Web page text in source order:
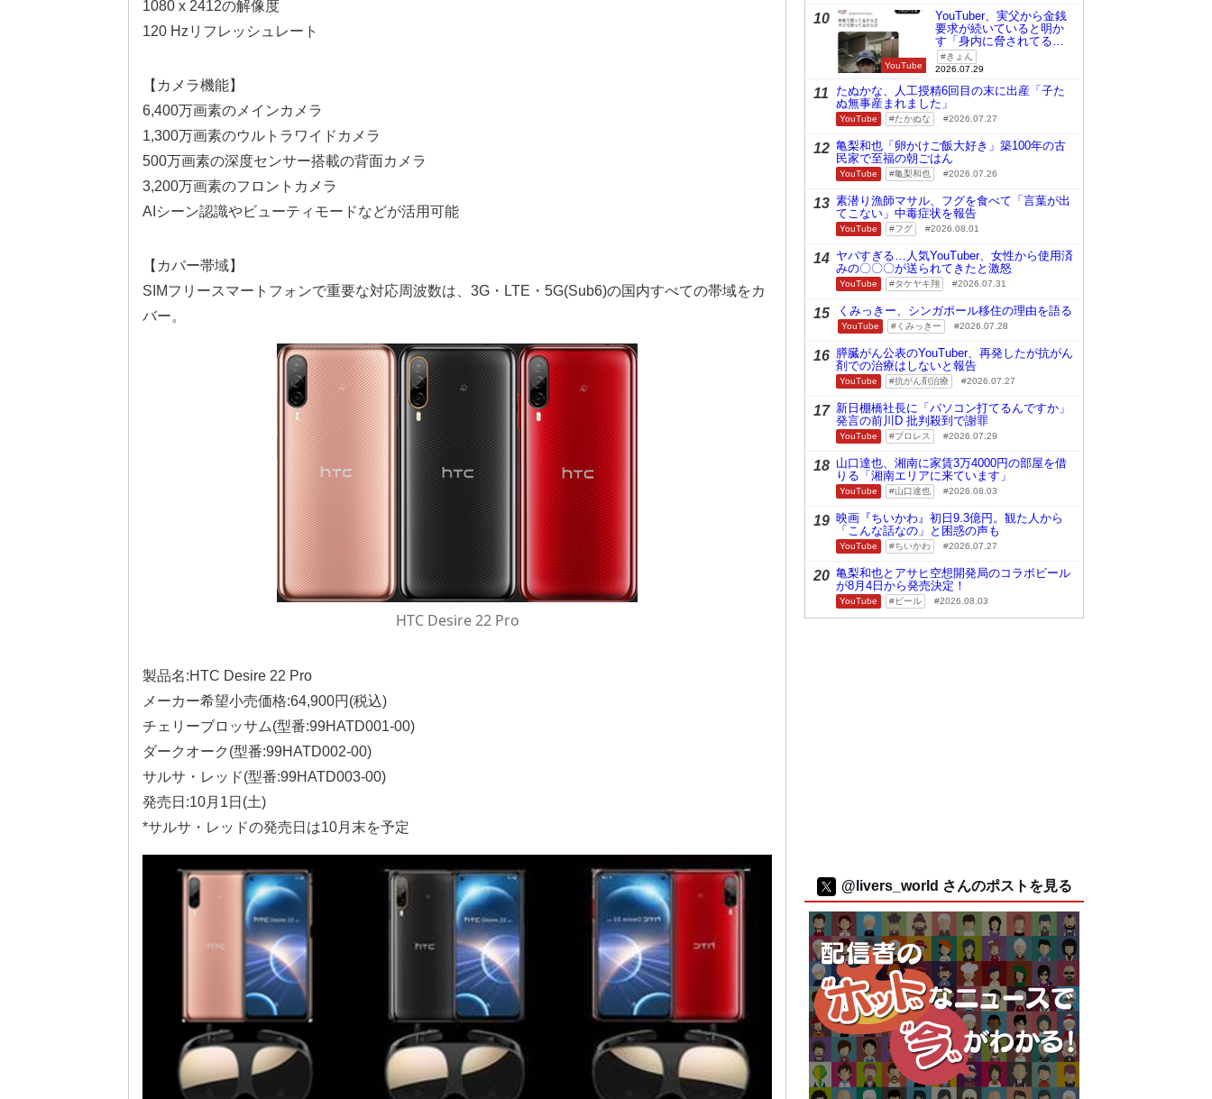
1080 x 2412の解像度
120 Hzリフレッシュレート
【カメラ機能】
6,400万画素のメインカメラ
1,300万画素のウルトラワイドカメラ
500万画素の深度センサー搭載の背面カメラ
3,200万画素のフロントカメラ
AIシーン認識やビューティモードなどが活用可能
【カバー帯域】
SIMフリースマートフォンで重要な対応周波数は、3G・LTE・5G(Sub6)の国内すべての帯域をカ
バー。
HTC Desire 22 Pro
製品名:HTC Desire 22 Pro
メーカー希望小売価格:64,900円(税込)
チェリーブロッサム(型番:99HATD001-00)
ダークオーク(型番:99HATD002-00)
サルサ・レッド(型番:99HATD003-00)
発売日:10月1日(土)
*サルサ・レッドの発売日は10月末を予定
10
YouTube
YouTuber、実父から金銭
要求が続いていると明か
す「身内に脅されてる
の」きょん
2026.07.29
11
たぬかな、人工授精6回目の末に出産「子た
ぬ無事産まれました」
YouTube たかぬな 2026.07.27
12 亀梨和也「卵かけご飯大好き」築100年の古
民家で至福の朝ごはん
YouTube 亀梨和也 2026.07.26
13 素潜り漁師マサル、フグを食べて「言葉が出
てこない」中毒症状を報告
YouTube フグ 2026.08.01
14 ヤバすぎる…人気YouTuber、女性から使用済
みの〇〇〇が送られてきたと激怒
YouTube タケヤキ翔 2026.07.31
15 くみっきー、シンガポール移住の理由を語る
YouTube くみっきー 2026.07.28
16 膵臓がん公表のYouTuber、再発したが抗がん
剤での治療はしないと報告
YouTube 抗がん剤治療 2026.07.27
17 新日棚橋社長に「パソコン打てるんですか」
発言の前川D 批判殺到で謝罪
YouTube プロレス 2026.07.29
18 山口達也、湘南に家賃3万4000円の部屋を借
りる「湘南エリアに来ています」
YouTube 山口達也 2026.08.03
19 映画『ちいかわ』初日9.3億円。観た人から
「こんな話なの」と困惑の声も
YouTube ちいかわ 2026.07.27
20 亀梨和也とアサヒ空想開発局のコラボビール
が8月4日から発売決定！
YouTube ビール 2026.08.03
@livers_world さんのポストを見る